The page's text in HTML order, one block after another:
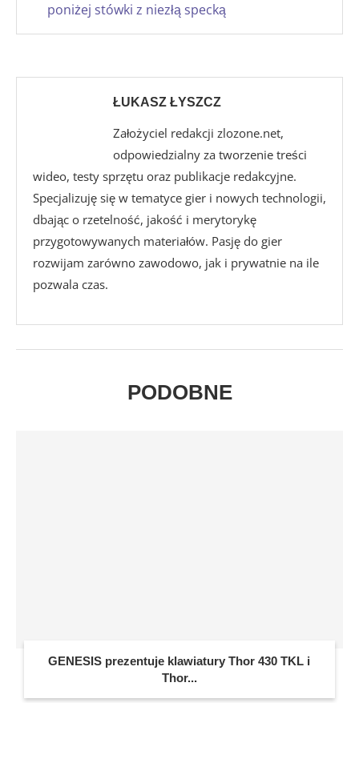
poniżej stówki z niezłą specką
ŁUKASZ ŁYSZCZ
Założyciel redakcji zlozone.net,
odpowiedzialny za tworzenie treści
wideo, testy sprzętu oraz publikacje redakcyjne.
Specjalizuję się w tematyce gier i nowych technologii,
dbając o rzetelność, jakość i merytorykę
przygotowywanych materiałów. Pasję do gier
rozwijam zarówno zawodowo, jak i prywatnie na ile
pozwala czas.
PODOBNE
GENESIS prezentuje klawiatury Thor 430 TKL i
Thor...